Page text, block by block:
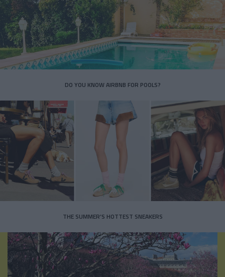
DO YOU KNOW AIRBNB FOR POOLS?
THE SUMMER’S HOTTEST SNEAKERS